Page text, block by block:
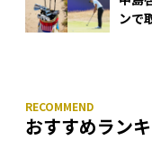
ンで
おすすめラン